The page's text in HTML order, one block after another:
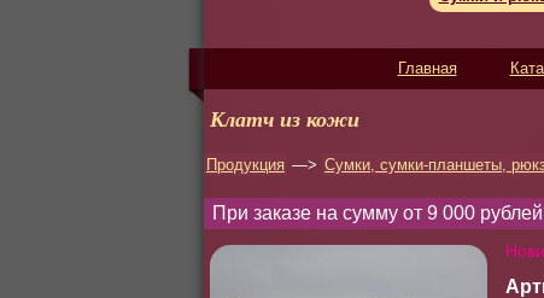
Главная
Клатч из кожи
Продукция —> Сумки, сумки-планшеты,
При заказе на сумму от 9 000